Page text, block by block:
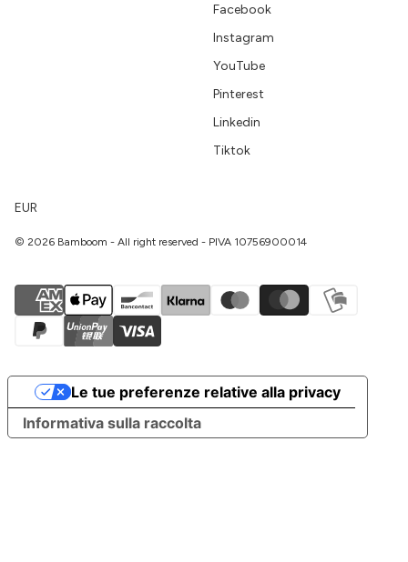
Facebook
Instagram
YouTube
Pinterest
Linkedin
Tiktok
EUR
© 2026 Bamboom - All right reserved - PIVA 10756900014
Informativa sulla raccolta
Le tue preferenze relative alla privacy